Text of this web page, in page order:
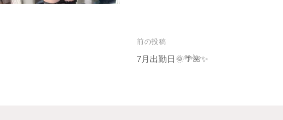
前の投稿
7月出勤日🌞🌴🌺✨